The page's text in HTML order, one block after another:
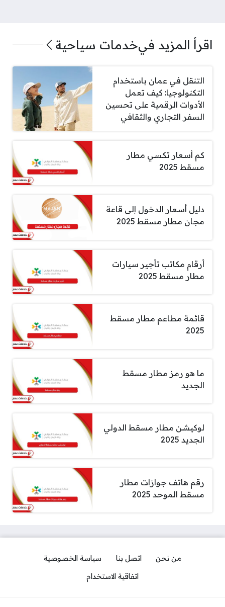
اقرأ المزيد فيخدمات سياحية
التنقل في عمان باستخدام
التكنولوجيا: كيف تعمل
الأدوات الرقمية على تحسين
السفر التجاري والثقافي
كم أسعار تكسي مطار
مسقط 2025
دليل أسعار الدخول إلى قاعة
مجان مطار مسقط 2025
أرقام مكاتب تأجير سيارات
مطار مسقط 2025
قائمة مطاعم مطار مسقط
2025
ما هو رمز مطار مسقط
الجديد
لوكيشن مطار مسقط الدولي
الجديد 2025
رقم هاتف جوازات مطار
مسقط الموحد 2025
من نحن اتصل بنا
سياسة الخصوصية
اتفاقية الاستخدام